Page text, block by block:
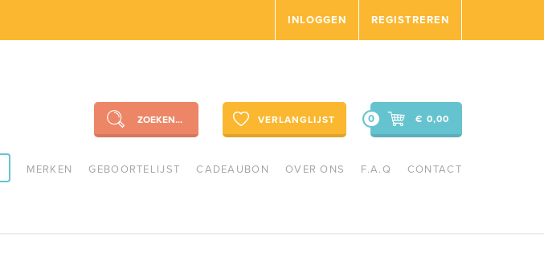
INLOGGEN REGISTREREN
ZOEKEN...
SEARCH
VERLANGLIJST € 0,00
0
MERKEN GEBOORTELIJST CADEAUBON OVER ONS F.A.Q CONTACT